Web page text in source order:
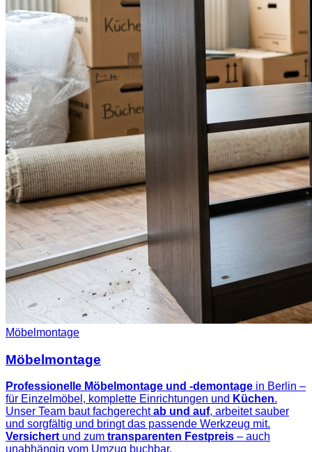
Möbelmontage
Möbelmontage
Professionelle Möbelmontage und -demontage in Berlin –
für Einzelmöbel, komplette Einrichtungen und Küchen.
Unser Team baut fachgerechtab und auf, arbeitet sauber
und sorgfältig und bringt das passende Werkzeug mit.
Versichert und zum transparenten Festpreis – auch
unabhängig vom Umzug buchbar.